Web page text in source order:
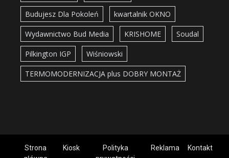
Budujesz Dla Pokoleń kwartalnik OKNO
Wydawnictwo Bud Media KRISHOME Soudal
Pilkington IGP Wiśniowski
TERMOMODERNIZACJA plus DOBRY MONTAŻ
Strona
Kiosk
Polityka
Reklama Kontakt